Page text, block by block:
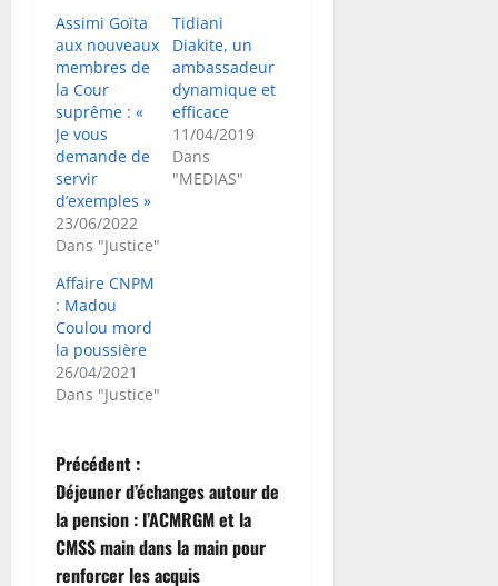
Assimi Goïta
aux nouveaux
membres de
la Cour
suprême : «
Je vous
demande de
servir
d’exemples »
23/06/2022
Dans "Justice"
Tidiani
Diakite, un
ambassadeur
dynamique et
efficace
11/04/2019
Dans
"MEDIAS"
Affaire CNPM
: Madou
Coulou mord
la poussière
26/04/2021
Dans "Justice"
N
a
v
Précédent :
Déjeuner d’échanges autour de
la pension : l’ACMRGM et la
CMSS main dans la main pour
renforcer les acquis